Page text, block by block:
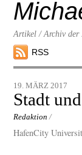
content
Artikel / Archiv der
RSS
19. MÄRZ 2017
Stadt
Redaktion /
HafenCity